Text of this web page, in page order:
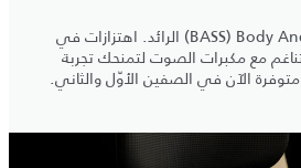
تطور جديد لمقعد Body And Soul ‏(BASS) الرائد. اهتزازات في
مع مكبرات الصوت لتمنحك تجربة
الآن في الصفين الأوّل والثاني.